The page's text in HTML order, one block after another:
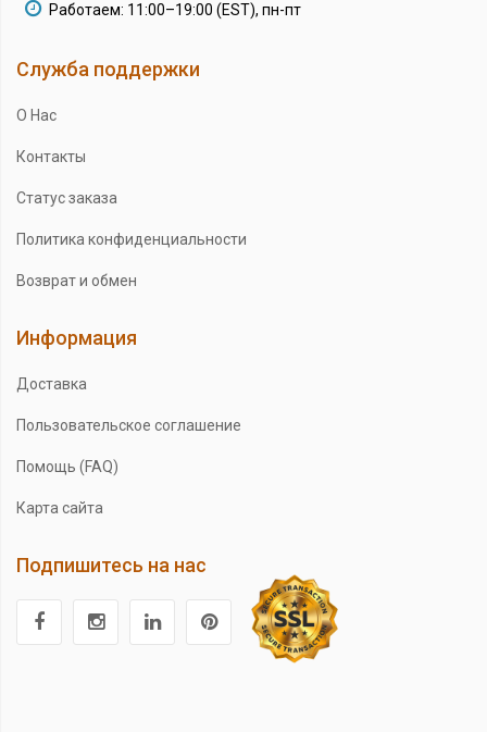
Работаем: 11:00–19:00 (EST), пн-пт
Служба поддержки
О Нас
Контакты
Статус заказа
Политика конфиденциальности
Возврат и обмен
Информация
Доставка
Пользовательское соглашение
Помощь (FAQ)
Карта сайта
Подпишитесь на нас